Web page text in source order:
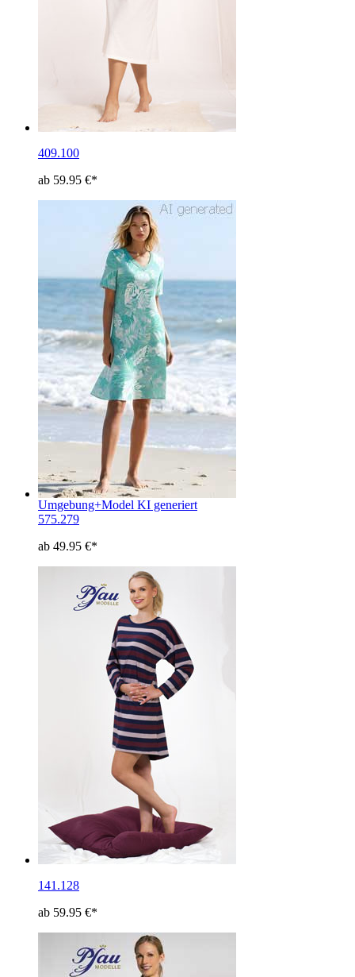
409.100
ab 59.95 €*
Umgebung+Model KI generiert
575.279
ab 49.95 €*
141.128
ab 59.95 €*